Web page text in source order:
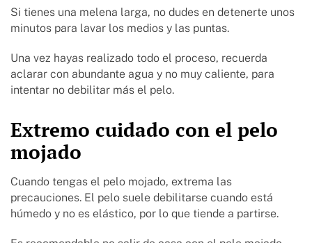
Si tienes una melena larga, no dudes en detenerte unos
minutos para lavar los medios y las puntas.
Una vez hayas realizado todo el proceso, recuerda
aclarar con abundante agua y no muy caliente, para
intentar no debilitar más el pelo.
Extremo cuidado con el pelo
mojado
Cuando tengas el pelo mojado, extrema las
precauciones. El pelo suele debilitarse cuando está
húmedo y no es elástico, por lo que tiende a partirse.